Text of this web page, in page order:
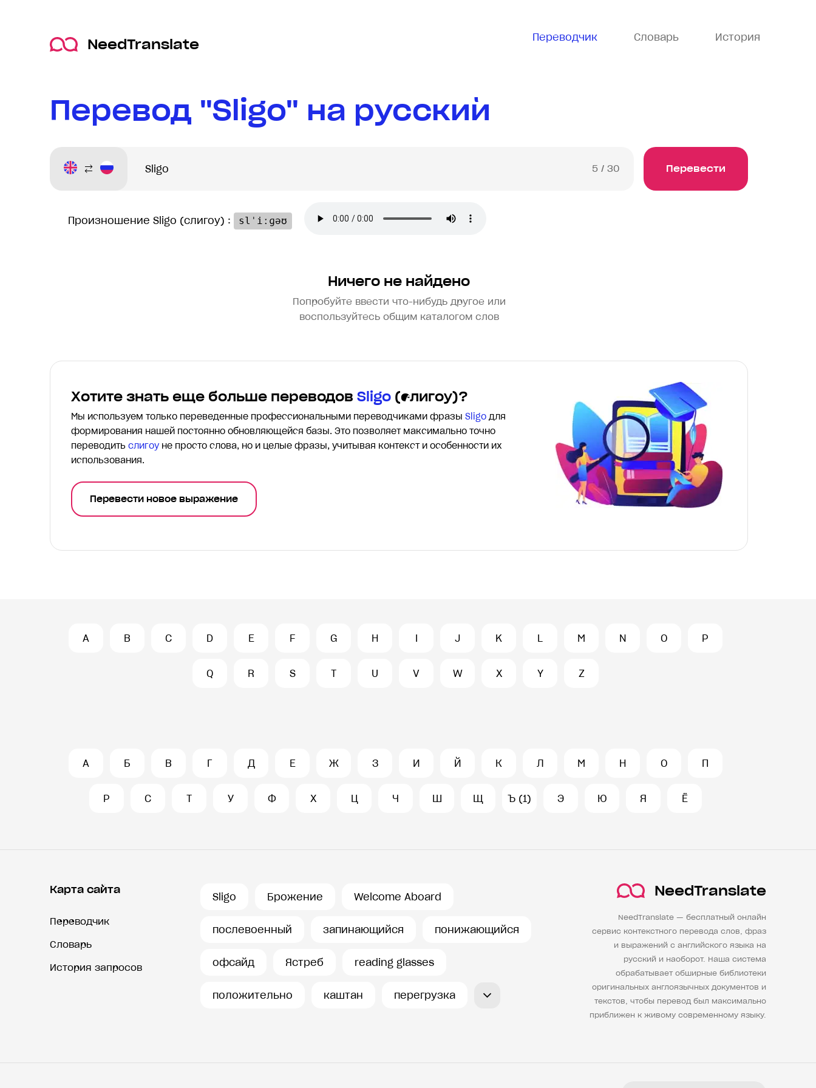
NeedTranslate Переводчик Словарь История
Перевод "Sligo" на русский
5 / 30 Перевести
Произношение Sligo (слигоу) : slˈiːɡəʊ
Ничего не найдено
Попробуйте ввести что-нибудь другое или
воспользуйтесь общим каталогом слов
Хотите знать еще больше переводов Sligo (слигоу)?
Мы используем только переведенные профессиональными переводчиками фразы Sligo для
формирования нашей постоянно обновляющейся базы. Это позволяет максимально точно
переводить слигоу не просто слова, но и целые фразы, учитывая контекст и особенности их
использования.
Перевести новое выражение
A B C D E F G H I J K L M N O P
Q R S T U V W X Y Z
А Б В Г Д Е Ж З И Й К Л М Н О П
Р С Т У Ф Х Ц Ч Ш Щ Ъ (1) Э Ю Я Ё
Карта сайта
Переводчик
Словарь
История запросов
Sligo Брожение Welcome Aboard
послевоенный запинающийся понижающийся
офсайд Ястреб reading glasses
положительно каштан перегрузка
NeedTranslate
NeedTranslate — бесплатный онлайн
сервис контекстного перевода слов, фраз
и выражений с английского языка на
русский и наоборот. Наша система
обрабатывает обширные библиотеки
оригинальных англоязычных документов и
текстов, чтобы перевод был максимально
приближен к живому современному языку.